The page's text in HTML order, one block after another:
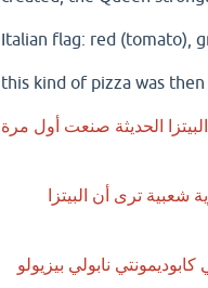
Italian flag: red (tomato),
this kind of pizza was
الحديثة صنعت أول مرة
شعبية ترى أن البيتزا
الملكي في كابوديمونتي نابولي بيزيولو